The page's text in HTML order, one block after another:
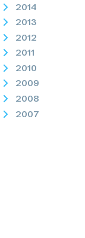
2014
2013
2012
2011
2010
2009
2008
2007